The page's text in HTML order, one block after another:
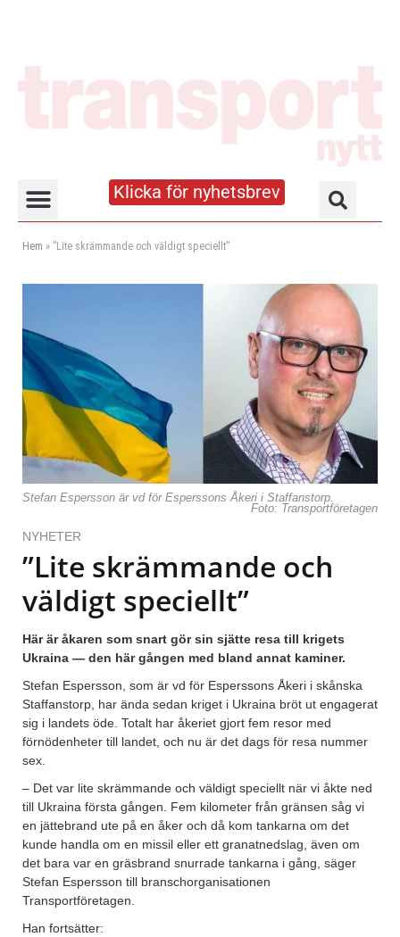
Klicka för nyhetsbrev
Hem » ”Lite skrämmande och väldigt speciellt”
Stefan Espersson är vd för Esperssons Åkeri i Staffanstorp.
Foto: Transportföretagen
NYHETER
”Lite skrämmande och
väldigt speciellt”
Här är åkaren som snart gör sin sjätte resa till krigets
Ukraina — den här gången med bland annat kaminer.
Stefan Espersson, som är vd för Esperssons Åkeri i skånska
Staffanstorp, har ända sedan kriget i Ukraina bröt ut engagerat
sig i landets öde. Totalt har åkeriet gjort fem resor med
förnödenheter till landet, och nu är det dags för resa nummer
sex.
– Det var lite skrämmande och väldigt speciellt när vi åkte ned
till Ukraina första gången. Fem kilometer från gränsen såg vi
en jättebrand ute på en åker och då kom tankarna om det
kunde handla om en missil eller ett granatnedslag, även om
det bara var en gräsbrand snurrade tankarna i gång, säger
Stefan Espersson till branschorganisationen
Transportföretagen.
Han fortsätter: